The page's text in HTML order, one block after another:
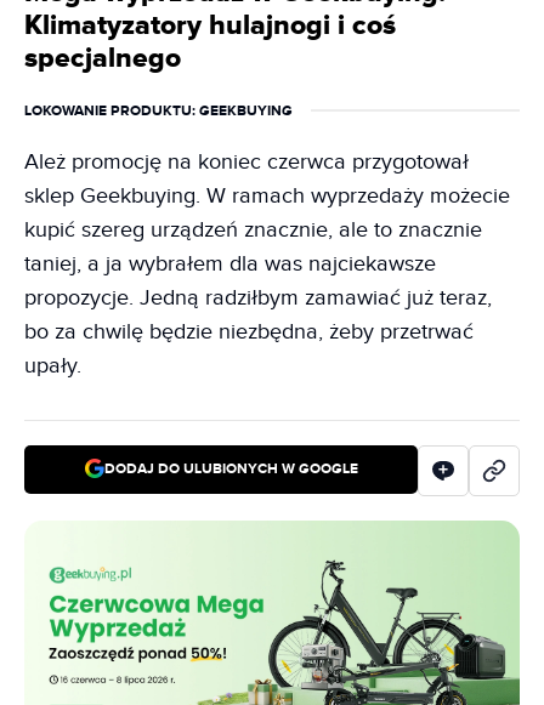
Klimatyzatory hulajnogi i coś
specjalnego
LOKOWANIE PRODUKTU: GEEKBUYING
Ależ promocję na koniec czerwca przygotował
sklep Geekbuying. W ramach wyprzedaży możecie
kupić szereg urządzeń znacznie, ale to znacznie
taniej, a ja wybrałem dla was najciekawsze
propozycje. Jedną radziłbym zamawiać już teraz,
bo za chwilę będzie niezbędna, żeby przetrwać
upały.
DODAJ DO ULUBIONYCH W GOOGLE